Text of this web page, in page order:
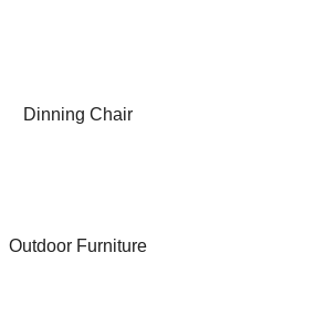
Dinning Chair
Outdoor Furniture